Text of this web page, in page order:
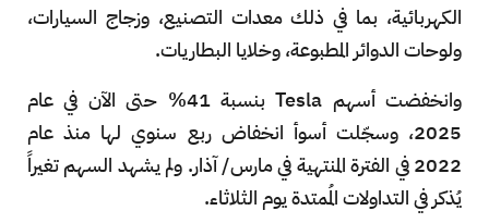
الكهربائية، بما في ذلك معدات التصنيع، وزجاج السيارات،
ولوحات الدوائر المطبوعة، وخلايا البطاريات.
وانخفضت أسهم Tesla بنسبة 41% حتى الآن في عام
2025، وسجّلت أسوأ انخفاض ربع سنوي لها منذ عام
2022 في الفترة المنتهية في مارس/ آذار. ولم يشهد السهم تغيراً
يُذكر في التداولات المُمتدة يوم الثلاثاء.